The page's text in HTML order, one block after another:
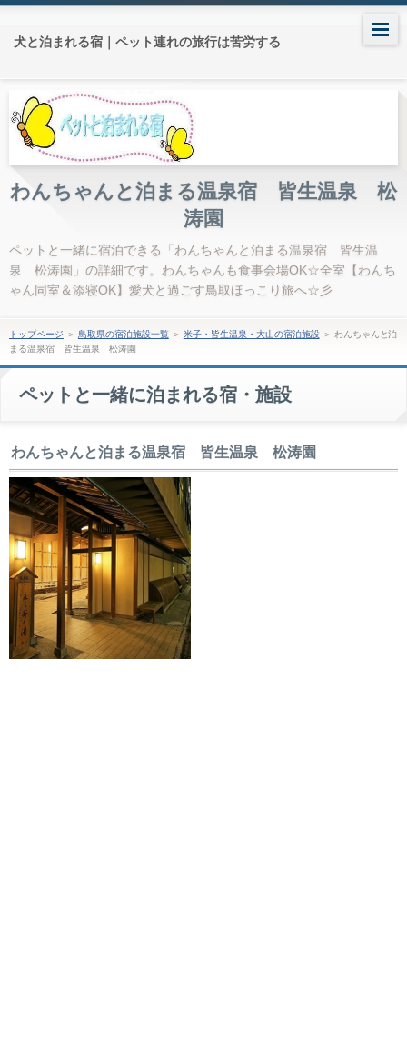
犬と泊まれる宿｜ペット連れの旅行は苦労する
わんちゃんと泊まる温泉宿 皆生温泉 松
涛園
ペットと一緒に宿泊できる「わんちゃんと泊まる温泉宿 皆生温
泉 松涛園」の詳細です。わんちゃんも食事会場OK☆全室【わんち
ゃん同室＆添寝OK】愛犬と過ごす鳥取ほっこり旅へ☆彡
トップページ ＞ 鳥取県の宿泊施設一覧＞ 米子・皆生温泉・大山の宿泊施設＞ わんちゃんと泊
まる温泉宿 皆生温泉 松涛園
ペットと一緒に泊まれる宿・施設
わんちゃんと泊まる温泉宿 皆生温泉 松涛園